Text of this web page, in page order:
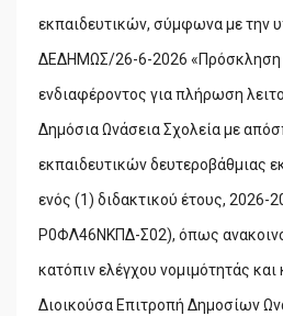
εκπαιδευτικών, σύμφωνα με την
ΔΕΔΗΜΩΣ/26-6-2026
ενδιαφέροντος για πλήρωση
Δημόσια Ωνάσεια Σχολεία με
εκπαιδευτικών δευτεροβάθμιας
ενός (1) διδακτικού έτους, 2026-
Ρ0ΦΛ46ΝΚΠΔ-Σ02), όπως
κατόπιν ελέγχου νομιμότητάς
Διοικούσα Επιτροπή Δημοσίων